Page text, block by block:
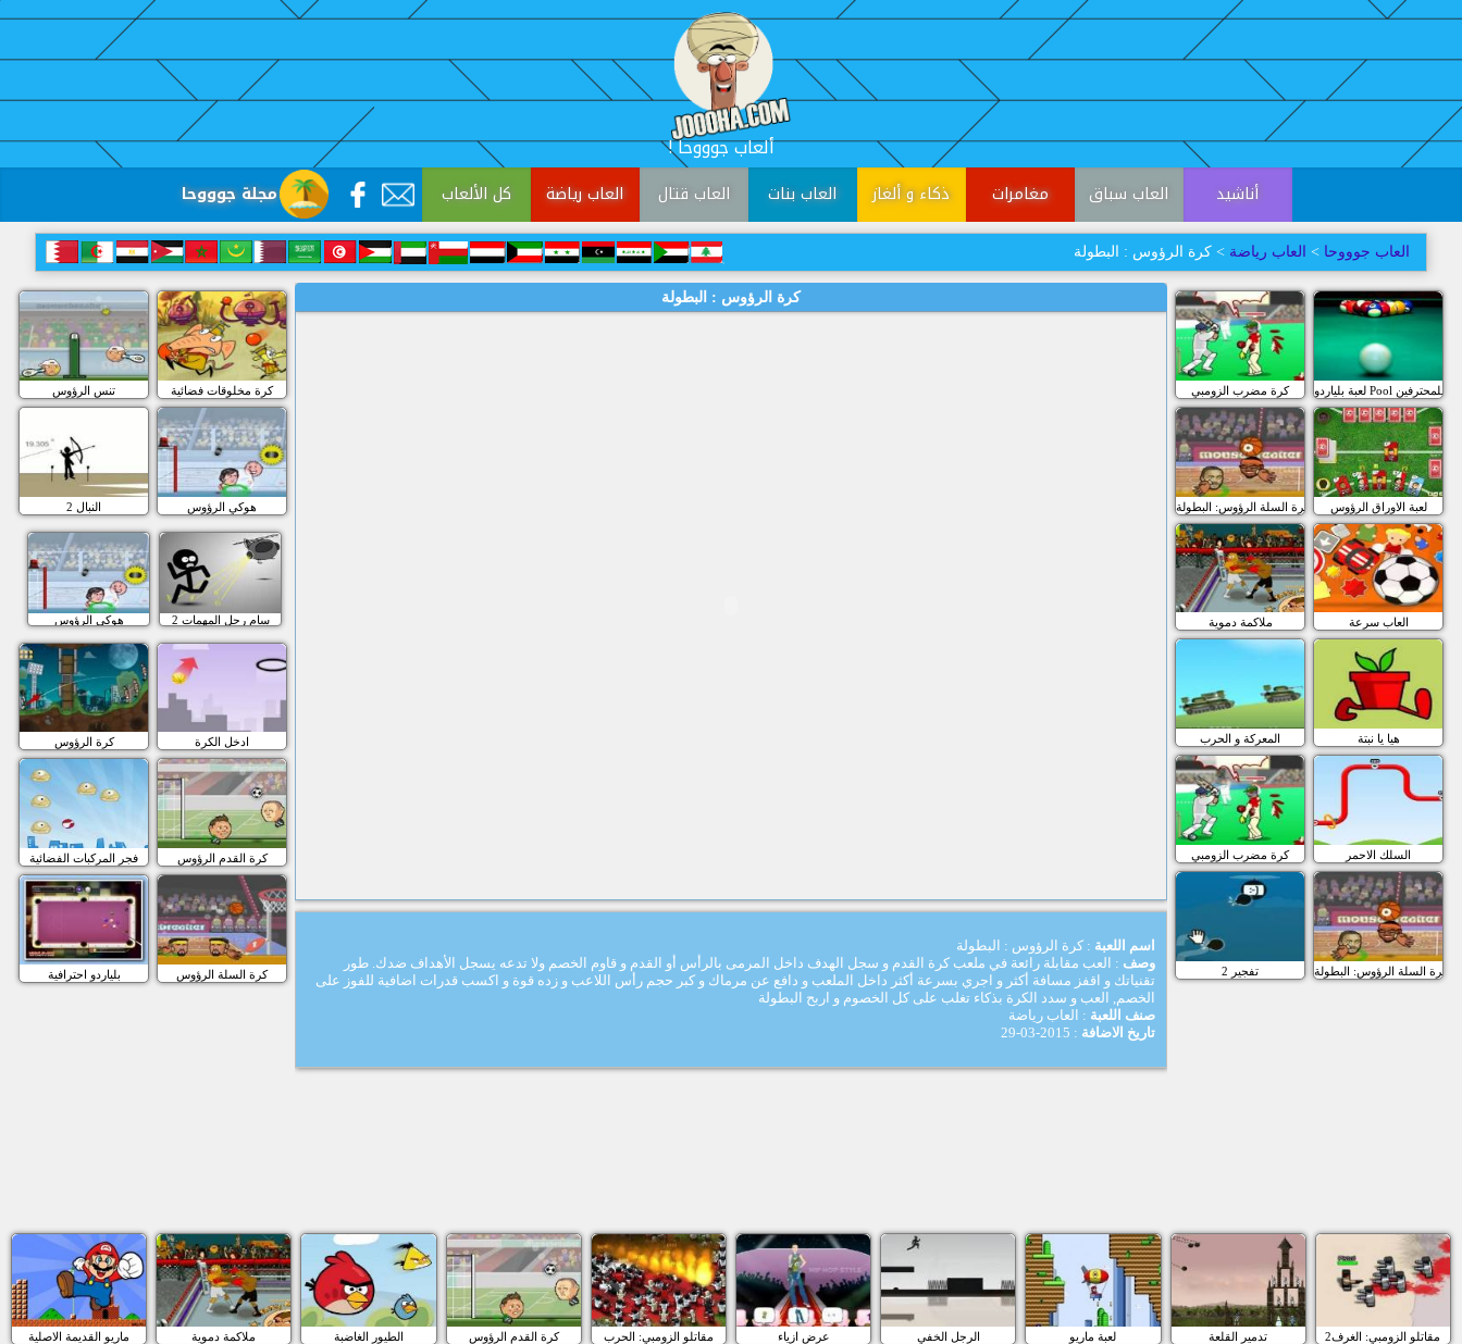
! ألعاب جوووحا
مجلة جوووحا كل الألعاب العاب رياضة العاب قتال العاب بنات ذكاء و ألغاز مغامرات العاب سباق أناشيد
العاب جوووحا > العاب رياضة > كرة الرؤوس : البطولة
تنس الرؤوس كرة مخلوقات فضائية
النبال 2 هوكي الرؤوس
هوكي الرؤوس سام رجل المهمات 2
كرة الرؤوس ادخل الكرة
فجر المركبات الفضائية كرة القدم الرؤوس
بلياردو احترافية كرة السلة الرؤوس
كرة الرؤوس : البطولة
اسم اللعبة : كرة الرؤوس : البطولة
وصف : العب مقابلة رائعة في ملعب كرة القدم و سجل الهدف داخل المرمى بالرأس أو القدم و قاوم الخصم ولا تدعه يسجل اﻷهداف ضدك. طور
تقنياتك و اقفز مسافة أكثر و اجري بسرعة أكثر داخل الملعب و دافع عن مرماك و كبر حجم رأس اللاعب و زده قوة و اكسب قدرات اضافية للفوز على
الخصم, العب و سدد الكرة بذكاء تغلب على كل الخصوم و اربح البطولة
صنف اللعبة : العاب رياضة
تاريخ الاضافة : 2015-03-29
كرة مضرب الزومبي لعبة بلياردو Pool للمحترفين
كرة السلة الرؤوس: البطولة لعبة الاوراق الرؤوس
ملاكمة دموية العاب سرعة
المعركة و الحرب هيا يا نبتة
كرة مضرب الزومبي السلك الاحمر
تفجير 2 كرة السلة الرؤوس: البطولة
ماريو القديمة الاصلية ملاكمة دموية الطيور الغاضبة كرة القدم الرؤوس مقاتلو الزومبي: الحرب عرض ازياء الرجل الخفي لعبة ماريو تدمير القلعة مقاتلو الزومبي: الغرف2